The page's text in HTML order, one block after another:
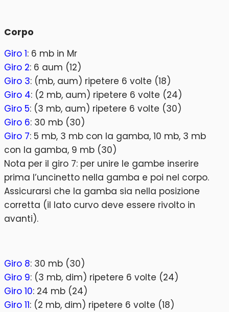
Corpo
Giro 1: 6 mb in Mr
Giro 2: 6 aum (12)
Giro 3: (mb, aum) ripetere 6 volte (18)
Giro 4: (2 mb, aum) ripetere 6 volte (24)
Giro 5: (3 mb, aum) ripetere 6 volte (30)
Giro 6: 30 mb (30)
Giro 7: 5 mb, 3 mb con la gamba, 10 mb, 3 mb
con la gamba, 9 mb (30)
Nota per il giro 7: per unire le gambe inserire
prima l’uncinetto nella gamba e poi nel corpo.
Assicurarsi che la gamba sia nella posizione
corretta (il lato curvo deve essere rivolto in
avanti).
Giro 8: 30 mb (30)
Giro 9: (3 mb, dim) ripetere 6 volte (24)
Giro 10: 24 mb (24)
Giro 11: (2 mb, dim) ripetere 6 volte (18)